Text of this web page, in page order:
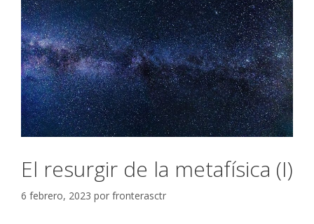
El resurgir de la metafísica (I)
6 febrero, 2023 por fronterasctr